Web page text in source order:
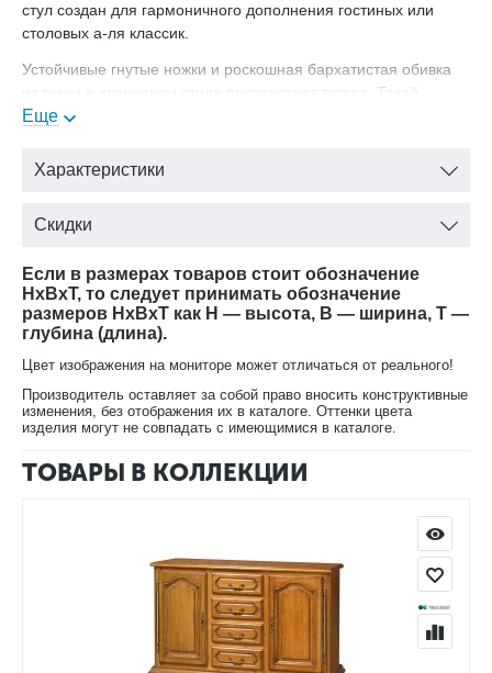
стул создан для гармоничного дополнения гостиных или
столовых а-ля классик.
Устойчивые гнутые ножки и роскошная бархатистая обивка
из ткани в дворцовом стиле притягивают взгляд. Такой
предмет мебели импозантно смотрится и в наборе, и
Для изготовления стульев линейки «Давиль» производитель
материалы. Древесина окрашена в глубокие насыщенные
вариантах – оптимальный выбор можно сделать для любого
помещения. Отдельно стул, как правило, не покупают.
Обычно его заказывают в комплексе с обеденным столом,
витринами и тумбами из этой же серии.
Цвет: белая эмаль+золотая патина
В нашем интернет-магазине Вы можете купить стул Давиль с
Еще
Характеристики
Скидки
Если в размерах товаров стоит обозначение
HxBxT, то следует принимать обозначение
размеров HxBxT как H — высота, B — ширина, T —
глубина (длина).
Цвет изображения на мониторе может отличаться от реального!
Производитель оставляет за собой право вносить конструктивные
изменения, без отображения их в каталоге. Оттенки цвета
изделия могут не совпадать с имеющимися в каталоге.
ТОВАРЫ В КОЛЛЕКЦИИ